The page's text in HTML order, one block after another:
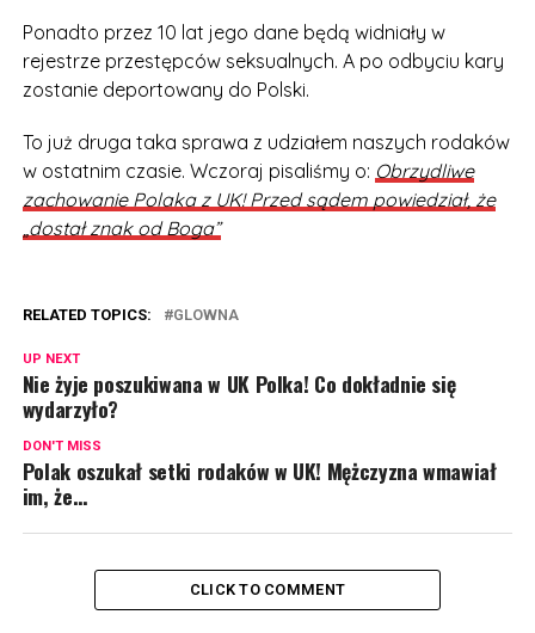
Ponadto przez 10 lat jego dane będą widniały w
rejestrze przestępców seksualnych. A po odbyciu kary
zostanie deportowany do Polski.
To już druga taka sprawa z udziałem naszych rodaków
w ostatnim czasie. Wczoraj pisaliśmy o: Obrzydliwe
zachowanie Polaka z UK! Przed sądem powiedział, że
„dostał znak od Boga”
RELATED TOPICS: GLOWNA
UP NEXT
Nie żyje poszukiwana w UK Polka! Co dokładnie się
wydarzyło?
DON'T MISS
Polak oszukał setki rodaków w UK! Mężczyzna wmawiał
im, że…
CLICK TO COMMENT